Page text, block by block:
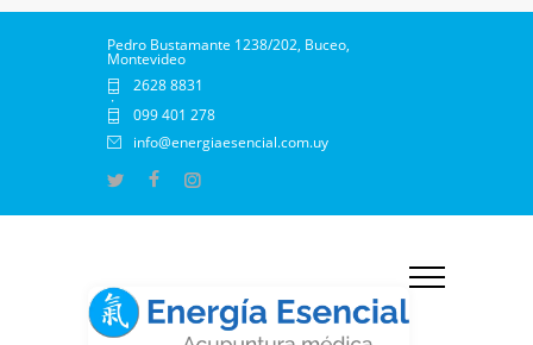
Pedro Bustamante 1238/202, Buceo,
Montevideo
2628 8831
·
099 401 278
info@energiaesencial.com.uy